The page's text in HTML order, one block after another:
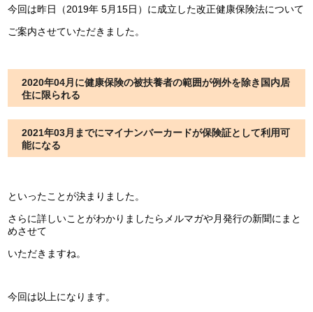
今回は昨日（2019年 5月15日）に成立した改正健康保険法について
ご案内させていただきました。
2020年04月に健康保険の被扶養者の範囲が例外を除き国内居
住に限られる
2021年03月までにマイナンバーカードが保険証として利用可
能になる
といったことが決まりました。
さらに詳しいことがわかりましたらメルマガや月発行の新聞にまと
めさせて
いただきますね。
今回は以上になります。